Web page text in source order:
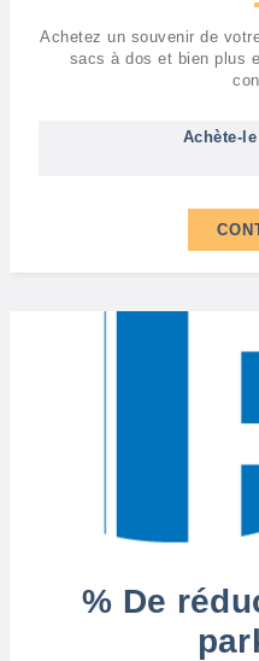
Achetez un souvenir de
sacs à dos et bien plus
Achète-
% De